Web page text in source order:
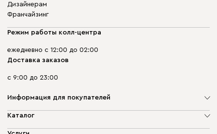
Дизайнерам
Франчайзинг
Режим работы колл-центра
ежедневно с 12:00 до 02:00
Доставка заказов
с 9:00 до 23:00
Информация для покупателей
О компании
Каталог